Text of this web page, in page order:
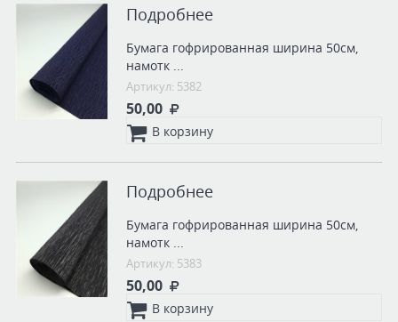
Подробнее
Бумага гофрированная ширина 50см,
намотк ...
Артикул: 5382
50,00
В корзину
Подробнее
Бумага гофрированная ширина 50см,
намотк ...
Артикул: 5383
50,00
В корзину